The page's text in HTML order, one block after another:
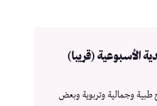
الأسبوعية (قريبا)
وجمالية وتربوية وبعض